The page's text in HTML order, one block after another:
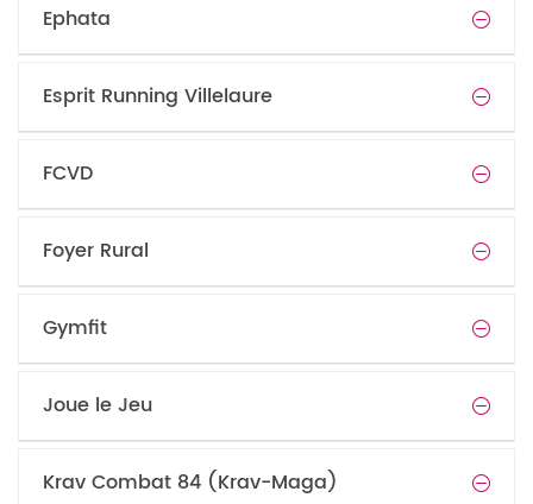
Ephata
Esprit Running Villelaure
FCVD
Foyer Rural
Gymfit
Joue le Jeu
Krav Combat 84 (Krav-Maga)